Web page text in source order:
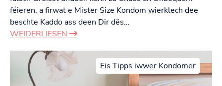
féieren, a firwat e Mister Size Kondom wierklech dee
beschte Kaddo ass deen Dir dës…
WEIDERLIESEN
Eis Tipps iwwer Kondomer